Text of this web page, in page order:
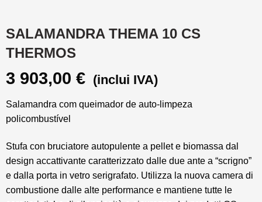
SALAMANDRA THEMA 10 CS
THERMOS
3 903,00 € (inclui IVA)
Salamandra com queimador de auto-limpeza
policombustível
Stufa con bruciatore autopulente a pellet e biomassa dal
design accattivante caratterizzato dalle due ante a “scrigno”
e dalla porta in vetro serigrafato. Utilizza la nuova camera di
combustione dalle alte performance e mantiene tutte le